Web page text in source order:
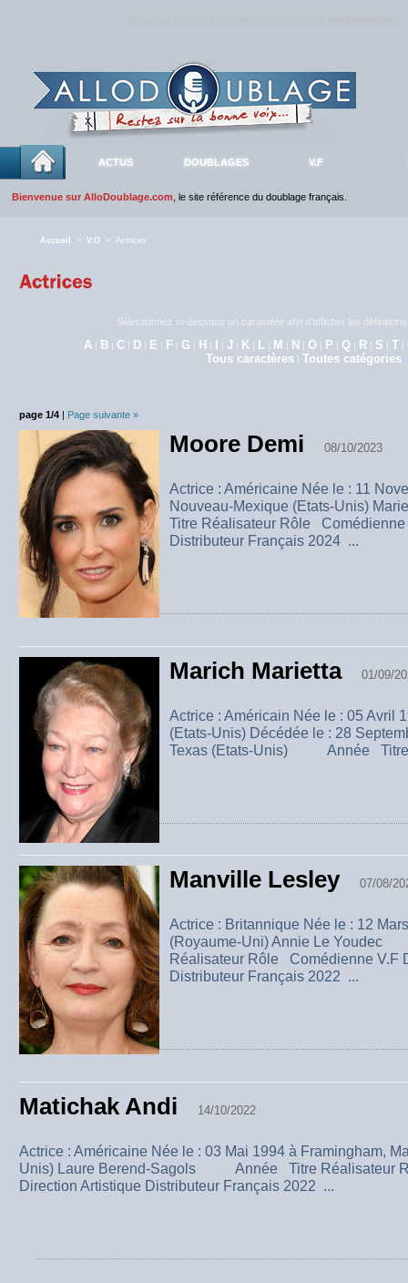
ACTUS DOUBLAGES V.F
Bienvenue sur AlloDoublage.com , le site référence du doublage français.
Accueil > V.O > Actrices
Sélectionnez ci-dessous un caractère afin d'afficher les
A | B | C | D | E | F | G | H | I |J | K | L | M | N | O | P | Q | R | S | T |
Tous caractères | Toutes catégories
page 1/4 | Page suivante »
Moore Demi 08/10/2023
Actrice : Américaine Née le : 11
Nouveau-Mexique (Etats-Unis)
Titre Réalisateur Rôle Comédienne
Distributeur Français 2024 ...
Marich Marietta 01/09/
Actrice : Américain Née le : 05 Avril
(Etats-Unis) Décédée le : 28
Texas (Etats-Unis) Année Titre
Manville Lesley 07/08/
Actrice : Britannique Née le : 12
(Royaume-Uni) Annie Le
Réalisateur Rôle Comédienne V.F
Distributeur Français 2022 ...
Matichak Andi 14/10/2022
Actrice : Américaine Née le : 03 Mai 1994 à Framingham,
Unis) Laure Berend-Sagols Année Titre Réalisateur
Direction Artistique Distributeur Français 2022 ...